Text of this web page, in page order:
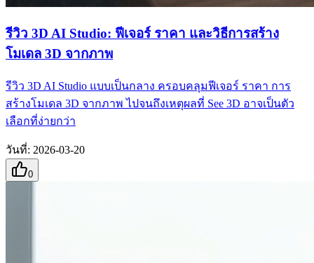
รีวิว 3D AI Studio: ฟีเจอร์ ราคา และวิธีการสร้าง
โมเดล 3D จากภาพ
รีวิว 3D AI Studio แบบเป็นกลาง ครอบคลุมฟีเจอร์ ราคา การ
สร้างโมเดล 3D จากภาพ ไปจนถึงเหตุผลที่ See 3D อาจเป็นตัว
เลือกที่ง่ายกว่า
วันที่: 2026-03-20
0